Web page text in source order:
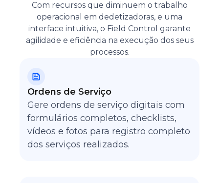
Com recursos que diminuem o trabalho
operacional em dedetizadoras, e uma
interface intuitiva, o Field Control garante
agilidade e eficiência na execução dos seus
processos.
Ordens de Serviço
Gere ordens de serviço digitais com
formulários completos, checklists,
vídeos e fotos para registro completo
dos serviços realizados.